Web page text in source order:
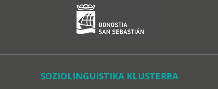
SOZIOLINGUISTIKA KLUSTERRA